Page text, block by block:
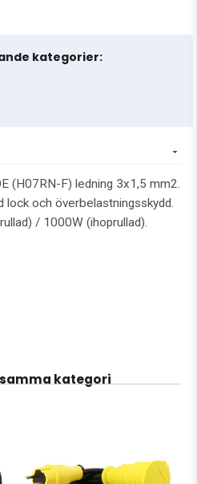
kategorier:
(H07RN-F) ledning 3x1,5 mm2.
och överbelastningsskydd.
/ 1000W (ihoprullad).
kategori